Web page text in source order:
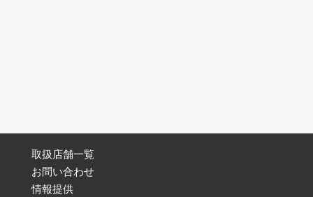
取扱店舗一覧
お問い合わせ
情報提供